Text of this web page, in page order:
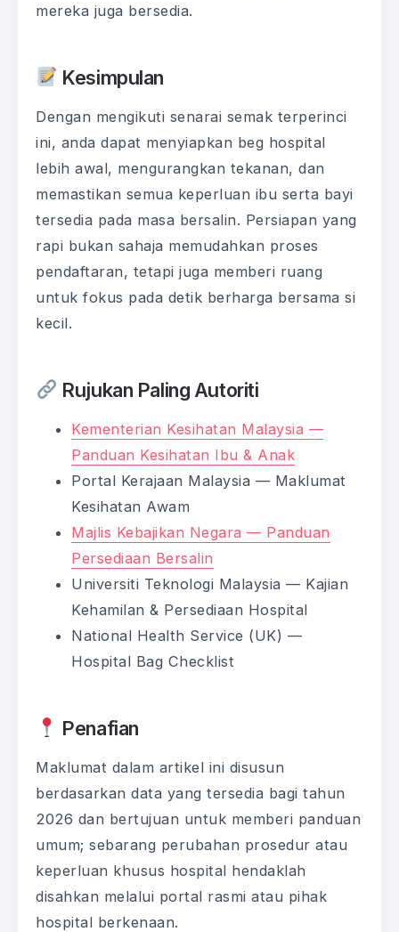
mereka juga bersedia.
Kesimpulan
Dengan mengikuti senarai semak terperinci
ini, anda dapat menyiapkan beg hospital
lebih awal, mengurangkan tekanan, dan
memastikan semua keperluan ibu serta bayi
tersedia pada masa bersalin. Persiapan yang
rapi bukan sahaja memudahkan proses
pendaftaran, tetapi juga memberi ruang
untuk fokus pada detik berharga bersama si
kecil.
Rujukan Paling Autoriti
Kementerian Kesihatan Malaysia —
Panduan Kesihatan Ibu & Anak
Portal Kerajaan Malaysia — Maklumat
Kesihatan Awam
Majlis Kebajikan Negara — Panduan
Persediaan Bersalin
Universiti Teknologi Malaysia — Kajian
Kehamilan & Persediaan Hospital
National Health Service (UK) —
Hospital Bag Checklist
Penafian
Maklumat dalam artikel ini disusun
berdasarkan data yang tersedia bagi tahun
2026 dan bertujuan untuk memberi panduan
umum; sebarang perubahan prosedur atau
keperluan khusus hospital hendaklah
disahkan melalui portal rasmi atau pihak
hospital berkenaan.